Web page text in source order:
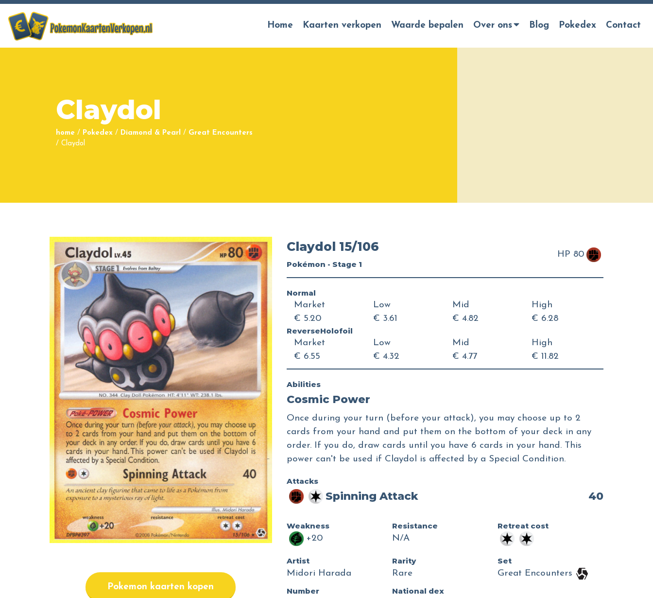
Home Kaarten verkopen Waarde bepalen Over ons Blog Pokedex Contact
Claydol
home / Pokedex / Diamond & Pearl / Great Encounters
/ Claydol
Pokemon kaarten kopen
Claydol 15/106
Pokémon - Stage 1
HP 80
Normal
Market
€ 5.20
Low
€ 3.61
Mid
€ 4.82
High
€ 6.28
ReverseHolofoil
Market
€ 6.55
Low
€ 4.32
Mid
€ 4.77
High
€ 11.82
Abilities
Cosmic Power
Once during your turn (before your attack), you may choose up to 2
cards from your hand and put them on the bottom of your deck in any
order. If you do, draw cards until you have 6 cards in your hand. This
power can't be used if Claydol is affected by a Special Condition.
Attacks
Spinning Attack 40
Weakness
+20
Resistance
N/A
Retreat cost
Artist
Midori Harada
Rarity
Rare
Set
Great Encounters
Number
National dex